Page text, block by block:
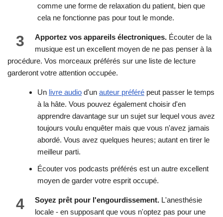
comme une forme de relaxation du patient, bien que
cela ne fonctionne pas pour tout le monde.
3 Apportez vos appareils électroniques. Écouter de la
musique est un excellent moyen de ne pas penser à la
procédure. Vos morceaux préférés sur une liste de lecture
garderont votre attention occupée.
Un livre audio d'un auteur préféré peut passer le temps
à la hâte. Vous pouvez également choisir d'en
apprendre davantage sur un sujet sur lequel vous avez
toujours voulu enquêter mais que vous n'avez jamais
abordé. Vous avez quelques heures; autant en tirer le
meilleur parti.
Écouter vos podcasts préférés est un autre excellent
moyen de garder votre esprit occupé.
4 Soyez prêt pour l'engourdissement. L'anesthésie
locale - en supposant que vous n'optez pas pour une